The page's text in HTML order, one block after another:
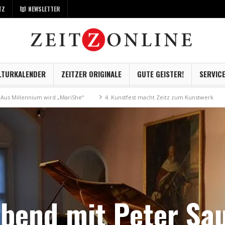
NEWSLETTER
ZEITZER ORIGINALE GUTE GEISTER! SERVICE
wird „MariShe“ 4. Kunstfest macht Zeitz zum Kunstwerk
mit Peter